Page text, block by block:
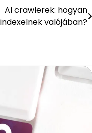
AI crawlerek: hogyan
indexelnek valójában?